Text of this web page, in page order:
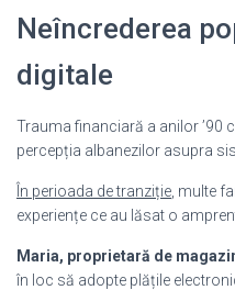
Neîncrederea
digitale
Trauma financiară a anilor ’90
percepția albanezilor asupra
În perioada de tranziție , multe
experiențe ce au lăsat o
Maria, proprietară de
în loc să adopte plățile